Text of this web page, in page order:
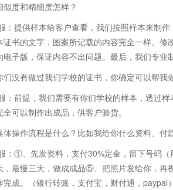
似度和精细度怎样？
：提供样本给客户查看，我们按照样本来制
证书的文字，图案所记载的内容完全一样。
电子版，保证内容不出问题。最后，我们专业
们没有做过我们学校的证书，你确定可以帮我
：前提，我们需要有你们学校的样本，透过
可以制作出成品，供客户验货。
体操作流程是什么？比如我给你什么资料、付
：①、先发资料，支付30%定金，留下号码
，最慢三天，做成成品⑤、把照片发给你，
完成。（银行转账，支付宝，财付通，paypal）